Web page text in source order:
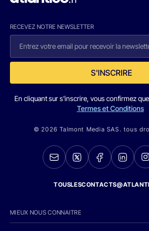
RECEVEZ NOTRE NEWSLETTER
S'INSCRIRE
En cliquant sur s'inscrire, vous confirmez
Termes et Conditions
© 2026 Talmont Media SAS. tous
MIEUX NOUS CONNAITRE